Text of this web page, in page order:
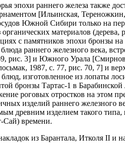
эпохи раннего железа также
[Ильинская,
Южной Сибири только на
материалов (дерева,
с памятников эпохи бронзы
раннего железного века,
рис. 3] и Южного Урала
1987, с. 77, рис. 70, 7] и
изготовленное из лопаты
бронзы Тартас-1 в
роговых отростков на этом
изделий раннего железного
древним изделием такого
Сай) времени.
из Барантала, Итколя II и